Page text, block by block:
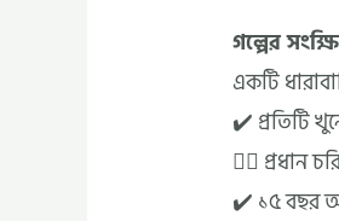
গল্পের
একটি
✔️ প্রতিটি
✔ী প্রধান
✔️ ১৫ বছর